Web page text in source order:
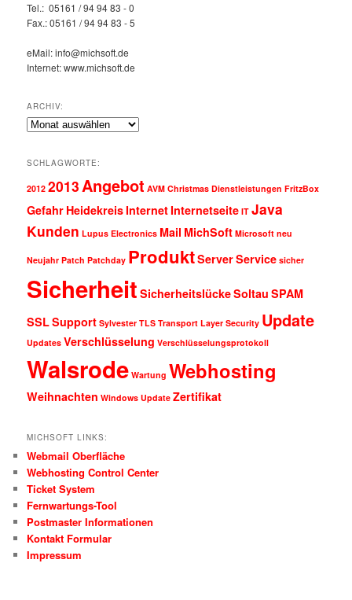
Tel.: 05161 / 94 94 83 - 0
Fax.: 05161 / 94 94 83 - 5
eMail: info@michsoft.de
Internet: www.michsoft.de
ARCHIV:
Archiv:
SCHLAGWORTE:
2012 2013Angebot AVM Christmas Dienstleistungen FritzBox
Gefahr Heidekreis Internet Internetseite IT Java
Kunden Lupus Electronics Mail MichSoft Microsoft neu
Neujahr Patch Patchday ProduktServerService sicher
Sicherheit SicherheitslückeSoltau SPAM
SSLSupport Sylvester TLS Transport Layer Security Update
Updates Verschlüsselung Verschlüsselungsprotokoll
Walsrode Wartung Webhosting
Weihnachten Windows Update Zertifikat
MICHSOFT LINKS:
Webmail Oberfläche
Webhosting Control Center
Ticket System
Fernwartungs-Tool
Postmaster Informationen
Kontakt Formular
Impressum